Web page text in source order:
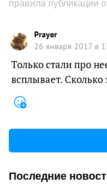
правила публикации
Prayer
26 января 2017 в
Только стали про
всплывает. Сколько
Последние